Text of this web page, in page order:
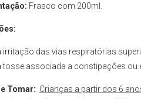
Frasco com 200ml.
irritação das vias respiratórias
tosse associada a constipações ou
Tomar: Crianças a partir dos 6